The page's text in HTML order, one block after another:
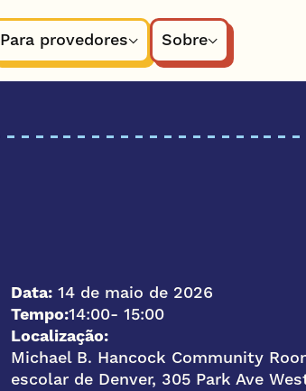
Para provedores Sobre
Data: 14 de maio de 2026
Tempo:14:00- 15:00
Localização:
Michael B. Hancock Community
escolar de Denver, 305 Park Ave